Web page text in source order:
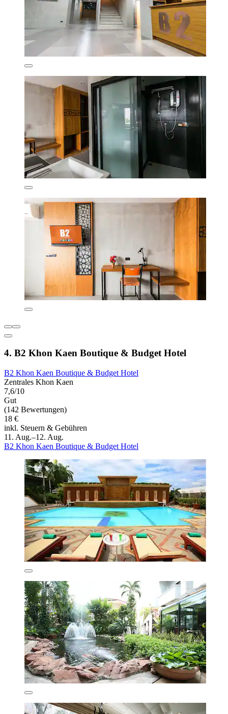
4. B2 Khon Kaen Boutique & Budget Hotel
B2 Khon Kaen Boutique & Budget Hotel
Zentrales Khon Kaen
7,6/10
Gut
(142 Bewertungen)
18 €
inkl. Steuern & Gebühren
11. Aug.–12. Aug.
B2 Khon Kaen Boutique & Budget Hotel